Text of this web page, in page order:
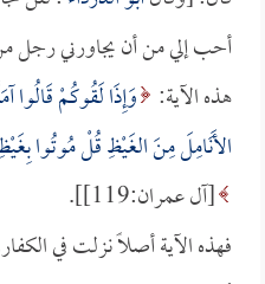
أحب إلي من أن يجاورني رجل
هذه الآية: وَإِذَا لَقُوكُمْ
الأَنَامِلَ مِنَ الغَيْظِ قُلْ مُوتُوا
[آل عمران:119]].
فهذه الآية أصلاً نزلت في